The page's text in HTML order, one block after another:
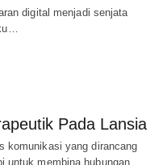
digital menjadi senjata
Pada Lansia
komunikasi yang dirancang
untuk membina hubungan…